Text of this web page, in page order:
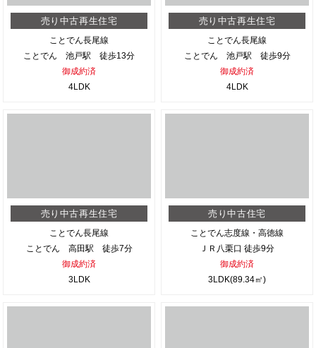
売り中古再生住宅
ことでん長尾線
ことでん 池戸駅 徒歩13分
御成約済
4LDK
売り中古再生住宅
ことでん長尾線
ことでん 池戸駅 徒歩9分
御成約済
4LDK
売り中古再生住宅
ことでん長尾線
ことでん 高田駅 徒歩7分
御成約済
3LDK
売り中古住宅
ことでん志度線・高徳線
ＪＲ八栗口 徒歩9分
御成約済
3LDK(89.34㎡)